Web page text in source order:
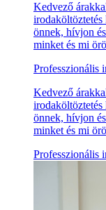
Kedvező
irodaköltöztetés
önnek, hívjon
minket és mi
Professzionális
Kedvező
irodaköltöztetés
önnek, hívjon
minket és mi
Professzionális